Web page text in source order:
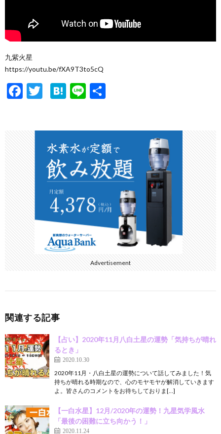
九紫火星
https://youtu.be/fXA9T3to5cQ
F
T
H
a
Li
Advertisement
関連する記事
【占い】2020年11月八白土星の運勢「気持ちが晴れ
るとき」
2020.10.30
2020年11月・八白土星の運勢について話してみました！気
持ちが晴れる時期なので、心のモヤモヤが解消していきます
よ。皆さんのコメントをお待ちしておりま[…]
【一白水星】12月/2020年の運勢！九星気学風水
「最後の困難に立ち向かう！」
2020.11.24